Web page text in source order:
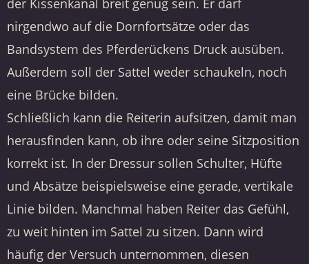
der Kissenkanal breit genug sein. Er darf
nirgendwo auf die Dornfortsätze oder das
Bandsystem des Pferderückens Druck ausüben.
Außerdem soll der Sattel weder schaukeln, noch
eine Brücke bilden.
Schließlich kann die Reiterin aufsitzen, damit man
herausfinden kann, ob ihre oder seine Sitzposition
korrekt ist. In der Dressur sollen Schulter, Hüfte
und Absätze beispielsweise eine gerade, vertikale
Linie bilden. Manchmal haben Reiter das Gefühl,
zu weit hinten im Sattel zu sitzen. Dann wird
häufig der Versuch unternommen, diesen